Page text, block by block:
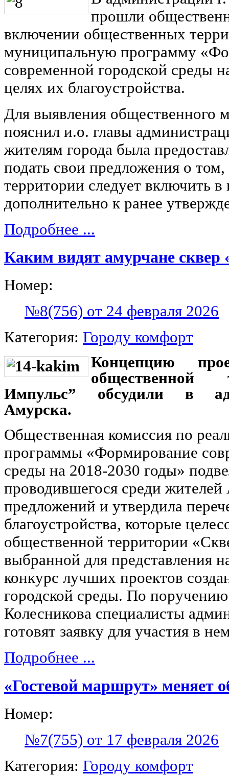
прошли
включении общественных
муниципальную программу
современной городской среды
целях их благоустройства.
Для выявления общественного
пояснил и.о. главы
жителям города была
подать свои предложения о
территории следует включить
дополнительно к ранее
Подробнее ...
Каким видят амурчане сквер
Номер:
№8(756) от 24 февраля 2026
Категория: Городу комфорт
Концепцию
общественной
Импульс” обсудили в
Амурска.
Общественная комиссия по
программы «Формирование
среды на 2018-2030 годы»
проводившегося среди
предложений и утвердила
благоустройства, которые
общественной территории
выбранной для представления
конкурс лучших проектов
городской среды. По поручению
Колесникова специалисты
готовят заявку для участия в
Подробнее ...
«Гостевой маршрут» меняет
Номер:
№7(755) от 17 февраля 2026
Категория: Городу комфорт